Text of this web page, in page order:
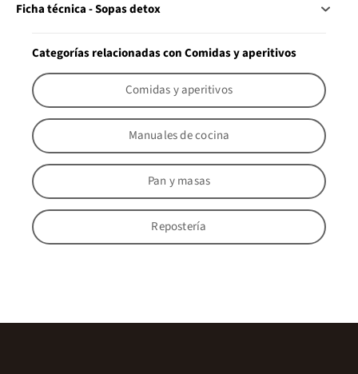
Ficha técnica - Sopas detox
Categorías relacionadas con Comidas y aperitivos
Comidas y aperitivos
Manuales de cocina
Pan y masas
Repostería